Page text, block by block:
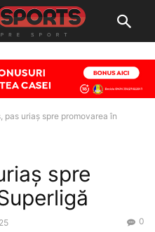
pas uriaș spre promovarea în
spre
0